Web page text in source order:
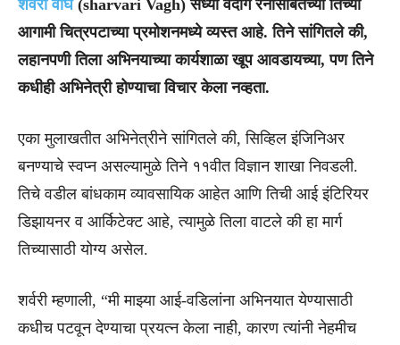
शर्वरी वाघ(sharvari Vagh) सध्या वेदांग रैनासोबतच्या तिच्या
आगामी चित्रपटाच्या प्रमोशनमध्ये व्यस्त आहे. तिने सांगितले की,
लहानपणी तिला अभिनयाच्या कार्यशाळा खूप आवडायच्या, पण तिने
कधीही अभिनेत्री होण्याचा विचार केला नव्हता.
एका मुलाखतीत अभिनेत्रीने सांगितले की, सिव्हिल इंजिनिअर
बनण्याचे स्वप्न असल्यामुळे तिने ११वीत विज्ञान शाखा निवडली.
तिचे वडील बांधकाम व्यावसायिक आहेत आणि तिची आई इंटिरियर
डिझायनर व आर्किटेक्ट आहे, त्यामुळे तिला वाटले की हा मार्ग
तिच्यासाठी योग्य असेल.
शर्वरी म्हणाली, “मी माझ्या आई-वडिलांना अभिनयात येण्यासाठी
कधीच पटवून देण्याचा प्रयत्न केला नाही, कारण त्यांनी नेहमीच